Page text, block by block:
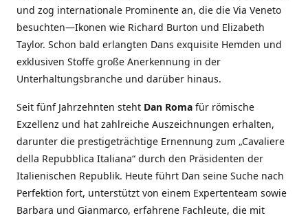
und zog internationale Prominente an, die die Via Veneto
besuchten—Ikonen wie Richard Burton und Elizabeth
Taylor. Schon bald erlangten Dans exquisite Hemden und
exklusiven Stoffe große Anerkennung in der
Unterhaltungsbranche und darüber hinaus.
Seit fünf Jahrzehnten steht Dan Roma für römische
Exzellenz und hat zahlreiche Auszeichnungen erhalten,
darunter die prestigeträchtige Ernennung zum „Cavaliere
della Repubblica Italiana“ durch den Präsidenten der
Italienischen Republik. Heute führt Dan seine Suche nach
Perfektion fort, unterstützt von einem Expertenteam sowie
Barbara und Gianmarco, erfahrene Fachleute, die mit